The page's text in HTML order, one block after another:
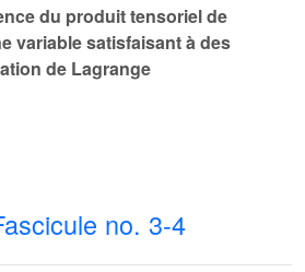
du produit tensoriel de
variable satisfaisant à des
de Lagrange
no. 3-4